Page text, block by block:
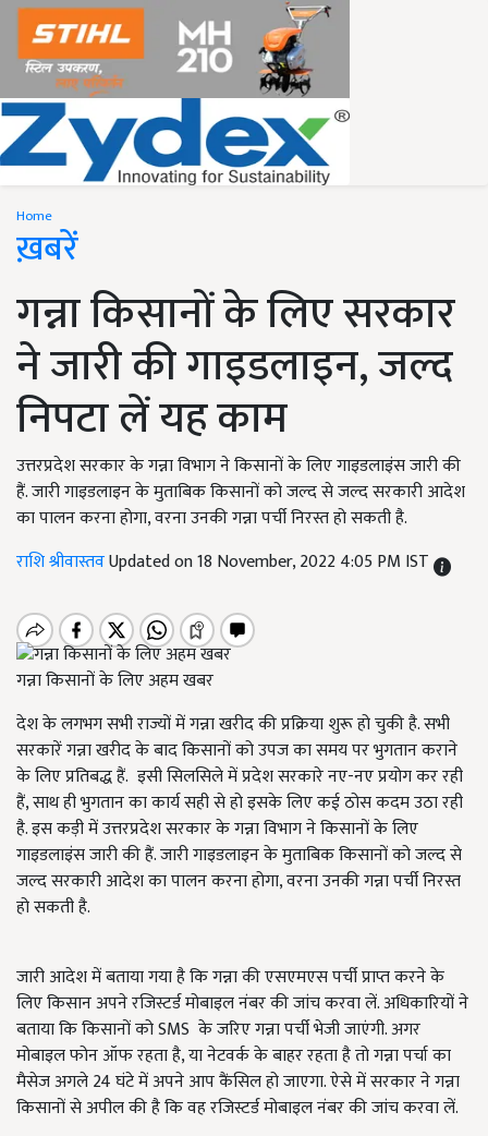
Home
ख़बरें
गन्ना किसानों के लिए सरकार
ने जारी की गाइडलाइन, जल्द
निपटा लें यह काम
उत्तरप्रदेश सरकार के गन्ना विभाग ने किसानों के लिए गाइडलाइंस जारी की
हैं. जारी गाइडलाइन के मुताबिक किसानों को जल्द से जल्द सरकारी आदेश
का पालन करना होगा, वरना उनकी गन्ना पर्ची निरस्त हो सकती है.
राशि श्रीवास्तवUpdated on 18 November, 2022 4:05 PM IST
गन्ना किसानों के लिए अहम खबर
देश के लगभग सभी राज्यों में गन्ना खरीद की प्रक्रिया शुरू हो चुकी है. सभी
सरकारें गन्ना खरीद के बाद किसानों को उपज का समय पर भुगतान कराने
के लिए प्रतिबद्ध हैं. इसी सिलसिले में प्रदेश सरकारे नए-नए प्रयोग कर रही
हैं, साथ ही भुगतान का कार्य सही से हो इसके लिए कई ठोस कदम उठा रही
है. इस कड़ी में उत्तरप्रदेश सरकार के गन्ना विभाग ने किसानों के लिए
गाइडलाइंस जारी की हैं. जारी गाइडलाइन के मुताबिक किसानों को जल्द से
जल्द सरकारी आदेश का पालन करना होगा, वरना उनकी गन्ना पर्ची निरस्त
हो सकती है.
जारी आदेश में बताया गया है कि गन्ना की एसएमएस पर्ची प्राप्त करने के
लिए किसान अपने रजिस्टर्ड मोबाइल नंबर की जांच करवा लें. अधिकारियों ने
बताया कि किसानों को SMS के जरिए गन्ना पर्ची भेजी जाएंगी. अगर
मोबाइल फोन ऑफ रहता है, या नेटवर्क के बाहर रहता है तो गन्ना पर्चा का
मैसेज अगले 24 घंटे में अपने आप कैंसिल हो जाएगा. ऐसे में सरकार ने गन्ना
किसानों से अपील की है कि वह रजिस्टर्ड मोबाइल नंबर की जांच करवा लें.